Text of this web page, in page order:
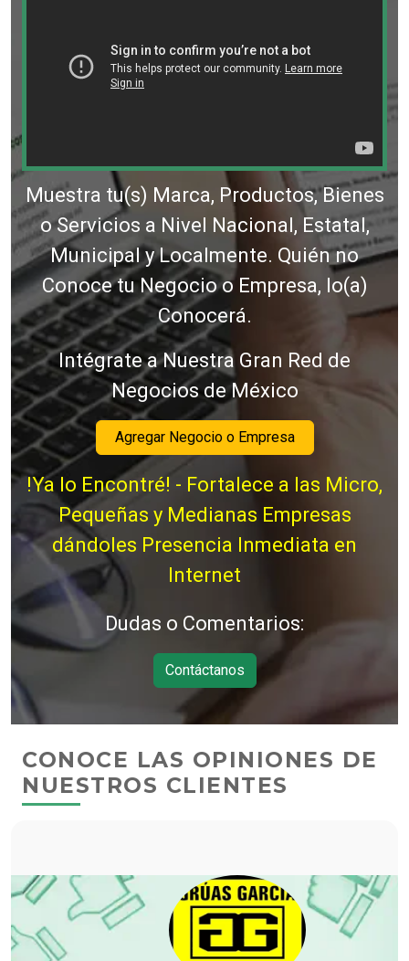
Muestra tu(s) Marca, Productos, Bienes
o Servicios a Nivel Nacional, Estatal,
Municipal y Localmente. Quién no
Conoce tu Negocio o Empresa, lo(a)
Conocerá.
Intégrate a Nuestra Gran Red de
Negocios de México
Agregar Negocio o Empresa
!Ya lo Encontré! - Fortalece a las Micro,
Pequeñas y Medianas Empresas
dándoles Presencia Inmediata en
Internet
Dudas o Comentarios:
Contáctanos
CONOCE LAS OPINIONES DE
NUESTROS CLIENTES